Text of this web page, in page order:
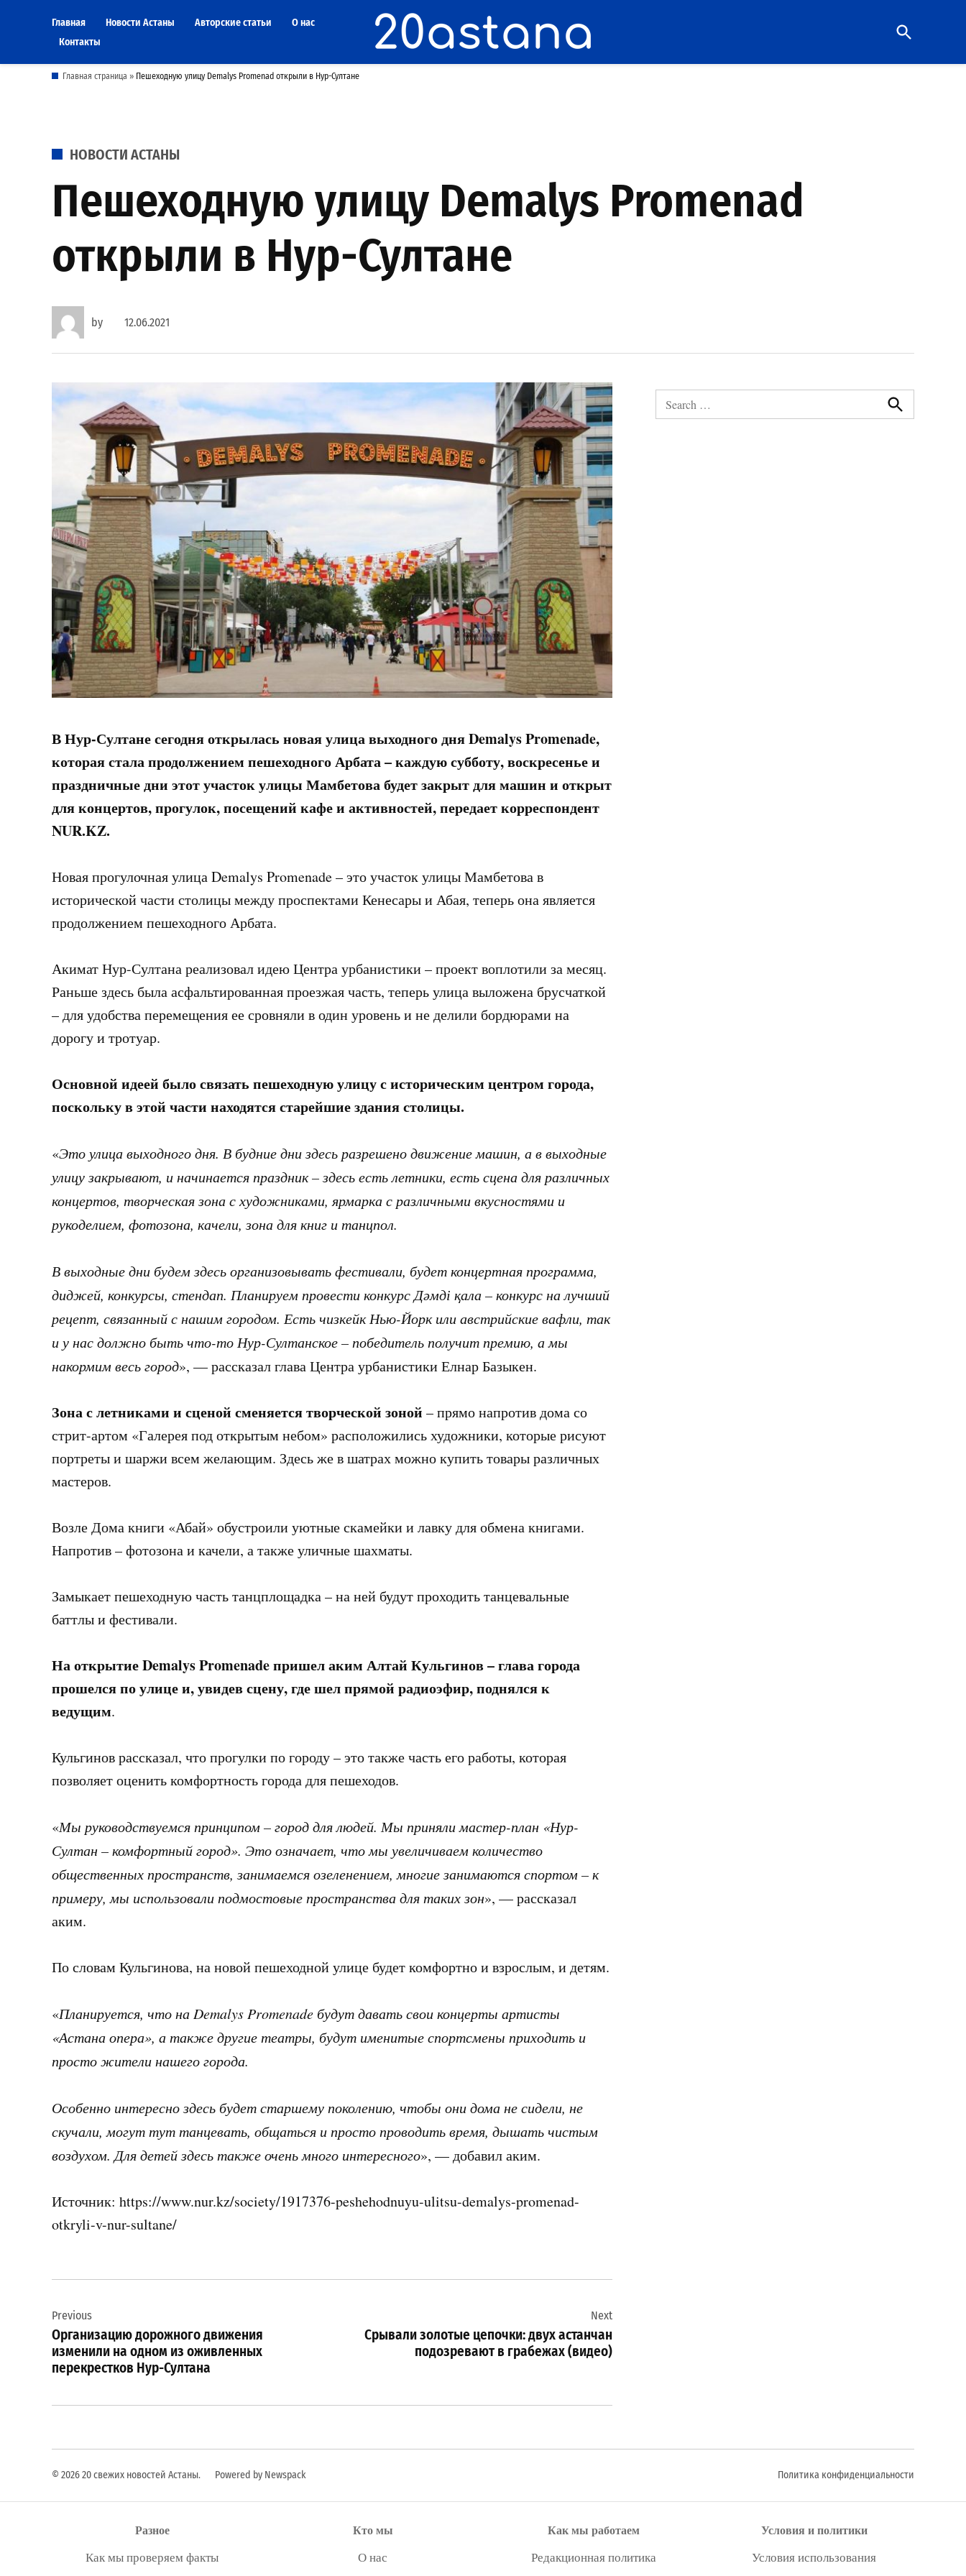
Главная Новости Астаны Авторские статьи
О нас
Контакты
Open
Search
Главная страница » Пешеходную улицу Demalys Promenad открыли в Нур-Султане
POSTED
НОВОСТИ АСТАНЫ
Пешеходную улицу Demalys Promenad
открыли в Нур-Султане
by 12.06.2021
В Нур-Султане сегодня открылась новая улица выходного дня DemalysPromenade,
которая стала продолжением пешеходного Арбата – каждую субботу, воскресенье и
праздничные дни этот участок улицы Мамбетова будет закрыт для машин и открыт
для концертов, прогулок, посещений кафе и активностей, передает корреспондент
NUR.KZ.
Новая прогулочная улица Demalys Promenade – это участок улицы Мамбетова в
исторической части столицы между проспектами Кенесары и Абая, теперь она является
продолжением пешеходного Арбата.
Акимат Нур-Султана реализовал идею Центра урбанистики – проект воплотили за месяц.
Раньше здесь была асфальтированная проезжая часть, теперь улица выложена брусчаткой
– для удобства перемещения ее сровняли в один уровень и не делили бордюрами на
дорогу и тротуар.
Основной идеей было связать пешеходную улицу с историческим центром города,
поскольку в этой части находятся старейшие здания столицы.
«Это улица выходного дня. В будние дни здесь разрешено движение машин, а в выходные
улицу закрывают, и начинается праздник – здесь есть летники, есть сцена для различных
концертов, творческая зона с художниками, ярмарка с различными вкусностями и
рукоделием, фотозона, качели, зона для книг и танцпол.
В выходные дни будем здесь организовывать фестивали, будет концертная программа,
диджей, конкурсы, стендап. Планируем провести конкурс Дәмді қала – конкурс на лучший
рецепт, связанный с нашим городом. Есть чизкейк Нью-Йорк или австрийские вафли, так
и у нас должно быть что-то Нур-Султанское – победитель получит премию, а мы
накормим весь город», — рассказал глава Центра урбанистики Елнар Базыкен.
Зона с летниками и сценой сменяется творческой зоной – прямо напротив дома со
стрит-артом «Галерея под открытым небом» расположились художники, которые рисуют
портреты и шаржи всем желающим. Здесь же в шатрах можно купить товары различных
мастеров.
Возле Дома книги «Абай» обустроили уютные скамейки и лавку для обмена книгами.
Напротив – фотозона и качели, а также уличные шахматы.
Замыкает пешеходную часть танцплощадка – на ней будут проходить танцевальные
баттлы и фестивали.
На открытиеDemalysPromenade пришел аким Алтай Кульгинов– глава города
прошелся по улице и, увидев сцену, где шел прямой радиоэфир, поднялся к
ведущим.
Кульгинов рассказал, что прогулки по городу – это также часть его работы, которая
позволяет оценить комфортность города для пешеходов.
«Мы руководствуемся принципом – город для людей. Мы приняли мастер-план «Нур-
Султан – комфортный город». Это означает, что мы увеличиваем количество
общественных пространств, занимаемся озеленением, многие занимаются спортом – к
примеру, мы использовали подмостовые пространства для таких зон», — рассказал
аким.
По словам Кульгинова, на новой пешеходной улице будет комфортно и взрослым, и детям.
«Планируется, что на Demalys Promenade будут давать свои концерты артисты
«Астана опера», а также другие театры, будут именитые спортсмены приходить и
просто жители нашего города.
Особенно интересно здесь будет старшему поколению, чтобы они дома не сидели, не
скучали, могут тут танцевать, общаться и просто проводить время, дышать чистым
воздухом. Для детей здесь также очень много интересного», — добавил аким.
Источник: https://www.nur.kz/society/1917376-peshehodnuyu-ulitsu-demalys-promenad-
otkryli-v-nur-sultane/
по
записям
Previous
Организацию дорожного движения
изменили на одном из оживленных
перекрестков Нур-Султана
Next
Срывали золотые цепочки: двух астанчан
подозревают в грабежах (видео)
Search
for:
Search
© 2026 20 свежих новостей Астаны. Powered by Newspack Политика конфиденциальности
Разное
Как мы проверяем факты
Кто мы
О нас
Как мы работаем
Редакционная политика
Условия и политики
Условия использования